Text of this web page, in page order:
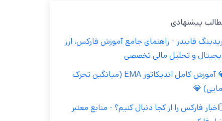
پیشنهادی
فایندر - راهنمای جامع آموزش فارکس، ارز
و تحلیل مالی تخصصی
💎 آموزش کامل اندیکاتور EMA (میانگین تحرک
💎
فارکس را از کجا دنبال کنیم؟ - منابع معتبر